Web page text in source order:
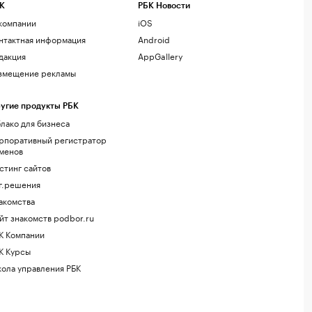
информация
рекламы
продукты РБК
для бизнеса
регистратор
сайтов
знакомств podbor.ru
Компании
Курсы
управления РБК
РБК Новости
iOS
Android
AppGallery